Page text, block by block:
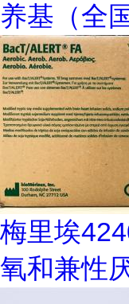
养基（全
梅里埃
氧和兼性